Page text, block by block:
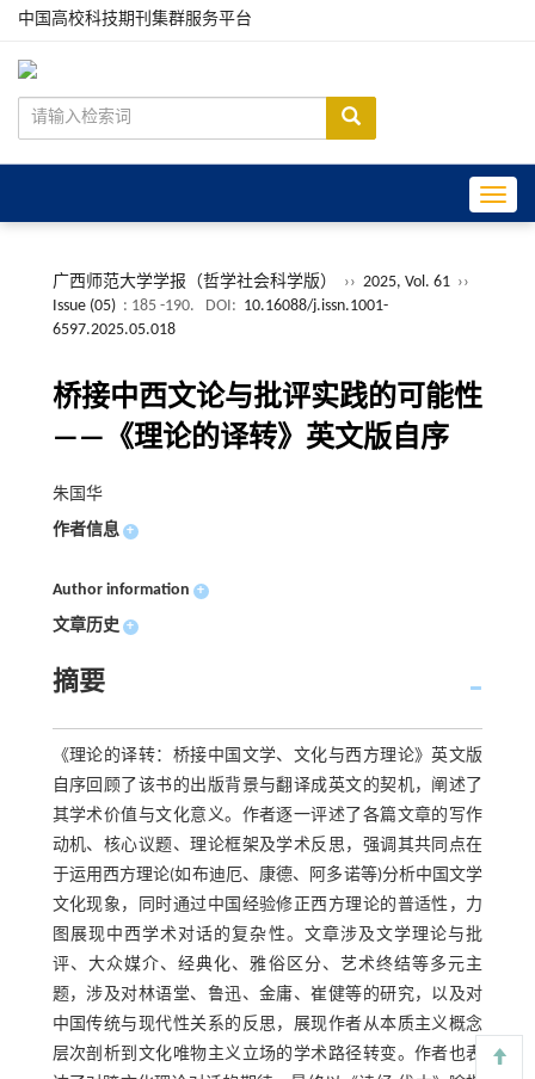
中国高校科技期刊集群服务平台
广西师范大学学报（哲学社会科学版） ›› 2025, Vol. 61 ››
Issue (05) : 185 -190. DOI: 10.16088/j.issn.1001-
6597.2025.05.018
桥接中西文论与批评实践的可能性
——《理论的译转》英文版自序
朱国华
作者信息 +
Author information +
文章历史 +
摘要
《理论的译转：桥接中国文学、文化与西方理论》英文版
自序回顾了该书的出版背景与翻译成英文的契机，阐述了
其学术价值与文化意义。作者逐一评述了各篇文章的写作
动机、核心议题、理论框架及学术反思，强调其共同点在
于运用西方理论(如布迪厄、康德、阿多诺等)分析中国文学
文化现象，同时通过中国经验修正西方理论的普适性，力
图展现中西学术对话的复杂性。文章涉及文学理论与批
评、大众媒介、经典化、雅俗区分、艺术终结等多元主
题，涉及对林语堂、鲁迅、金庸、崔健等的研究，以及对
中国传统与现代性关系的反思，展现作者从本质主义概念
层次剖析到文化唯物主义立场的学术路径转变。作者也表